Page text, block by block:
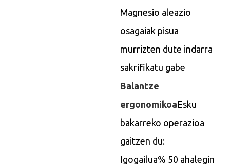
Magnesio aleazio
osagaiak pisua
murrizten dute indarra
sakrifikatu gabe
Balantze
ergonomikoaEsku
bakarreko operazioa
gaitzen du:
Igogailua% 50 ahalegin